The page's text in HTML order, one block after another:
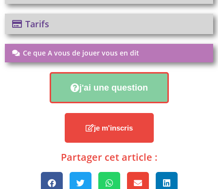
Tarifs
Ce que A vous de jouer vous en dit
j'ai une question
je m'inscris
Partager cet article :